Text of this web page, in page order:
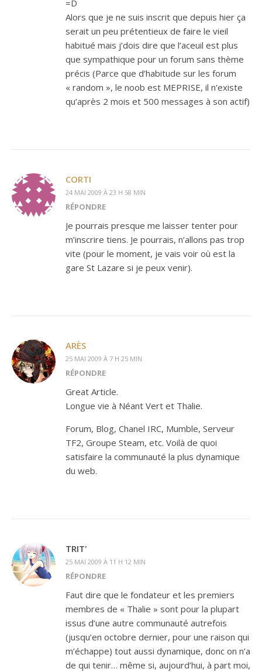
=D
Alors que je ne suis inscrit que depuis hier ça
serait un peu prétentieux de faire le vieil
habitué mais j’dois dire que l’aceuil est plus
que sympathique pour un forum sans thème
précis (Parce que d’habitude sur les forum
« random », le noob est MEPRISE, il n’existe
qu’après 2 mois et 500 messages à son actif)
CORTI
24 MAI 2009 À 23 H 58 MIN
RÉPONDRE
Je pourrais presque me laisser tenter pour
m’inscrire tiens. Je pourrais, n’allons pas trop
vite (pour le moment, je vais voir où est la
gare St Lazare si je peux venir).
ARÈS
25 MAI 2009 À 7 H 25 MIN
RÉPONDRE
Great Article.
Longue vie à Néant Vert et Thalie.
Forum, Blog, Chanel IRC, Mumble, Serveur
TF2, Groupe Steam, etc. Voilà de quoi
satisfaire la communauté la plus dynamique
du web.
TRIT'
25 MAI 2009 À 11 H 12 MIN
RÉPONDRE
Faut dire que le fondateur et les premiers
membres de « Thalie » sont pour la plupart
issus d’une autre communauté autrefois
(jusqu’en octobre dernier, pour une raison qui
m’échappe) tout aussi dynamique, donc on n’a
de qui tenir… même si, aujourd’hui, à part moi,